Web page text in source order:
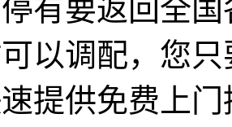
有要返回全
以调配，您
提供免费上